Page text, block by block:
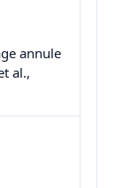
annule
al.,